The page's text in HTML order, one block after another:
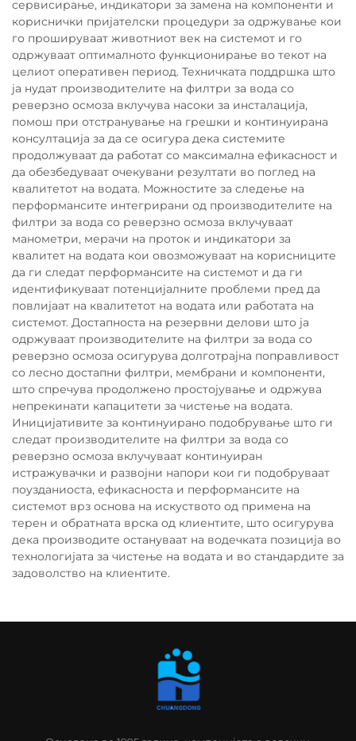
сервисирање, индикатори за замена на компоненти и
кориснички пријателски процедури за одржување кои
го прошируваат животниот век на системот и го
одржуваат оптималното функционирање во текот на
целиот оперативен период. Техничката поддршка што
ја нудат производителите на филтри за вода со
реверзно осмоза вклучува насоки за инсталација,
помош при отстранување на грешки и континуирана
консултација за да се осигура дека системите
продолжуваат да работат со максимална ефикасност и
да обезбедуваат очекувани резултати во поглед на
квалитетот на водата. Можностите за следење на
перформансите интегрирани од производителите на
филтри за вода со реверзно осмоза вклучуваат
манометри, мерачи на проток и индикатори за
квалитет на водата кои овозможуваат на корисниците
да ги следат перформансите на системот и да ги
идентификуваат потенцијалните проблеми пред да
повлијаат на квалитетот на водата или работата на
системот. Достапноста на резервни делови што ја
одржуваат производителите на филтри за вода со
реверзно осмоза осигурува долготрајна поправливост
со лесно достапни филтри, мембрани и компоненти,
што спречува продолжено простојување и одржува
непрекинати капацитети за чистење на водата.
Иницијативите за континуирано подобрување што ги
следат производителите на филтри за вода со
реверзно осмоза вклучуваат континуиран
истражувачки и развојни напори кои ги подобруваат
поузданиоста, ефикасноста и перформансите на
системот врз основа на искуството од примена на
терен и обратната врска од клиентите, што осигурува
дека производите остануваат на водечката позиција во
технологијата за чистење на водата и во стандардите за
задоволство на клиентите.